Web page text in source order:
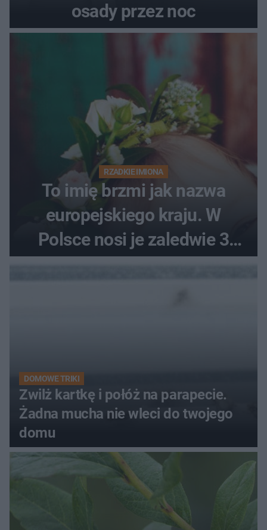
osady przez noc
RZADKIE IMIONA
To imię brzmi jak nazwa
europejskiego kraju. W
Polsce nosi je zaledwie 3
DOMOWE TRIKI
Zwilż kartkę i połóż na parapecie.
Żadna mucha nie wleci do twojego
domu